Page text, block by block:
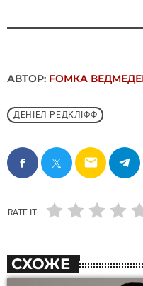
АВТОР: FОMКА
ДЕНІЕЛ РЕДКЛІФФ
email
RATE IT
СХОЖЕ